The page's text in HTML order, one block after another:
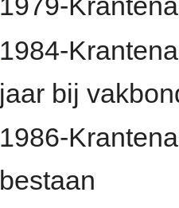
1984-
jaar bij
1986-
bestaan